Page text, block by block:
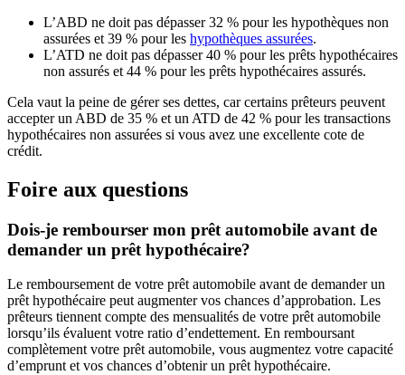
L’ABD ne doit pas dépasser 32 % pour les hypothèques non
assurées et 39 % pour les hypothèques assurées.
L’ATD ne doit pas dépasser 40 % pour les prêts hypothécaires
non assurés et 44 % pour les prêts hypothécaires assurés.
Cela vaut la peine de gérer ses dettes, car certains prêteurs peuvent
accepter un ABD de 35 % et un ATD de 42 % pour les transactions
hypothécaires non assurées si vous avez une excellente cote de
crédit.
Foire aux questions
Dois-je rembourser mon prêt automobile avant de
demander un prêt hypothécaire?
Le remboursement de votre prêt automobile avant de demander un
prêt hypothécaire peut augmenter vos chances d’approbation. Les
prêteurs tiennent compte des mensualités de votre prêt automobile
lorsqu’ils évaluent votre ratio d’endettement. En remboursant
complètement votre prêt automobile, vous augmentez votre capacité
d’emprunt et vos chances d’obtenir un prêt hypothécaire.